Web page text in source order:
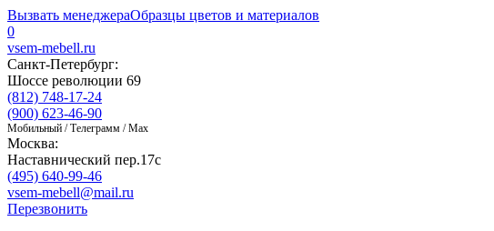
Вызвать менеджераОбразцы цветов и материалов
0
vsem-mebell.ru
Санкт-Петербург:
Шоссе революции 69
(812) 748-17-24
(900) 623-46-90
Мобильный / Телеграмм / Max
Москва:
Наставнический пер.17с
(495) 640-99-46
vsem-mebell@mail.ru
Перезвонить